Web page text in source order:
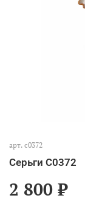
арт. с0372
Серьги С0372
2 800 ₽